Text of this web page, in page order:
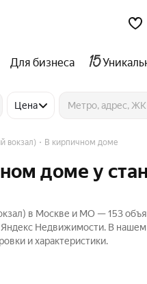
Для бизнеса
Цена
вокзал) В кирпичном доме
доме у
в Москве и МО — 153
Недвижимости. В
и характеристики.